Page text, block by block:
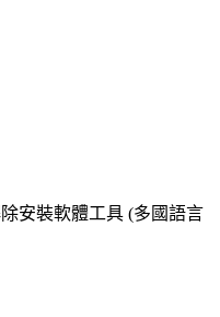
除安裝軟體工具 (多國語言